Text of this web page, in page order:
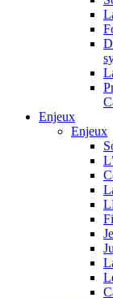
Enjeux
Enjeux